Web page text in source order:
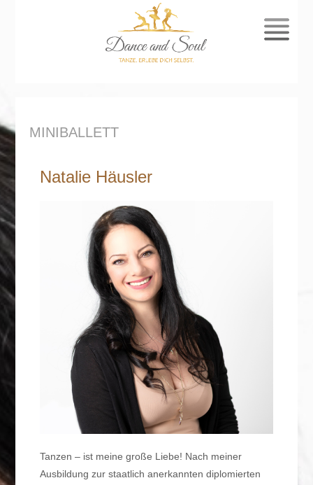
MINIBALLETT
Natalie Häusler
Tanzen – ist meine große Liebe! Nach meiner
Ausbildung zur staatlich anerkannten diplomierten